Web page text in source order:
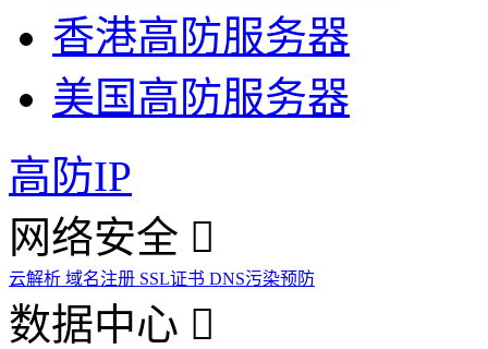
香港高防服务器
美国高防服务器
高防IP
网络安全
云解析 域名注册 SSL证书 DNS污染预防
数据中心